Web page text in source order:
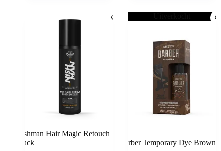
Nishman Hair Magic Retouch
Black
Barber Temporary Dye Brown